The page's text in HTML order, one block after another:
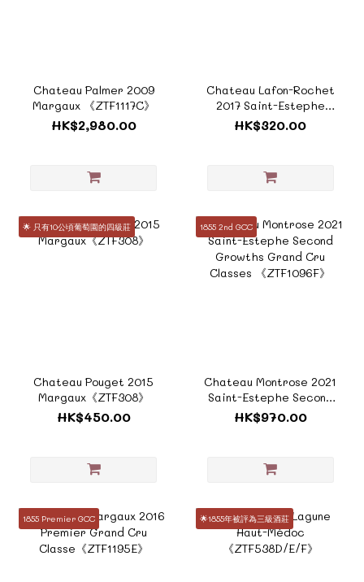
Chateau Palmer 2009
Margaux 《ZTF1117C》
HK$2,980.00
Chateau Lafon-Rochet
2017 Saint-Estephe
Forth Growths Grand
Cru Classes
HK$320.00
🌟 只有10公頃葡萄園的四級莊
Chateau Pouget 2015
Margaux《ZTF308》
HK$450.00
1855 2nd GCC
Chateau Montrose 2021
Saint-Estephe Second
Growths Grand Cru
Classes 《ZTF1096F》
HK$970.00
1855 Premier GCC 🌟1855年被評為三級酒莊